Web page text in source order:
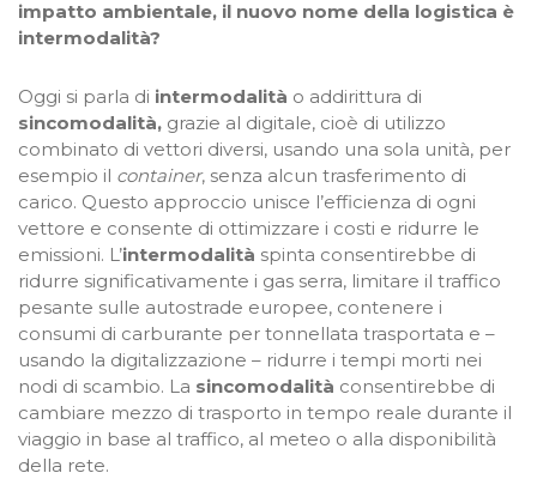
impatto ambientale, il nuovo nome della logistica è
intermodalità?
Oggi si parla di intermodalità o addirittura di
sincomodalità, grazie al digitale, cioè di utilizzo
combinato di vettori diversi, usando una sola unità, per
esempio il container, senza alcun trasferimento di
carico. Questo approccio unisce l’efficienza di ogni
vettore e consente di ottimizzare i costi e ridurre le
emissioni. L’intermodalità spinta consentirebbe di
ridurre significativamente i gas serra, limitare il traffico
pesante sulle autostrade europee, contenere i
consumi di carburante per tonnellata trasportata e –
usando la digitalizzazione – ridurre i tempi morti nei
nodi di scambio. La sincomodalità consentirebbe di
cambiare mezzo di trasporto in tempo reale durante il
viaggio in base al traffico, al meteo o alla disponibilità
della rete.